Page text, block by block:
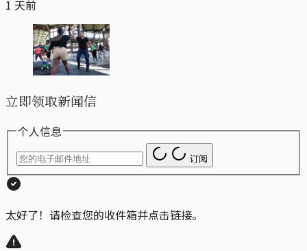
1 天前
立即领取新闻信
个人信息
订阅
太好了！请检查您的收件箱并点击链接。